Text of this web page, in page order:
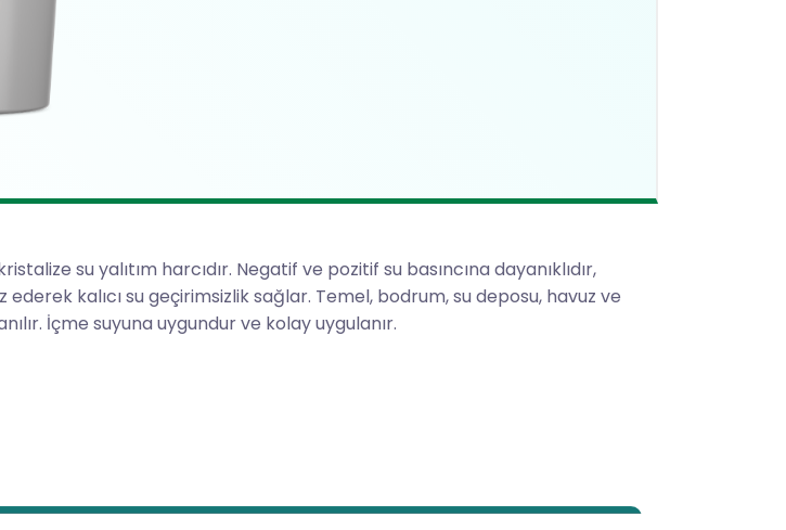
su yalıtım harcıdır. Negatif ve pozitif su basıncına dayanıklıdır,
kalıcı su geçirimsizlik sağlar. Temel, bodrum, su deposu, havuz ve
İçme suyuna uygundur ve kolay uygulanır.